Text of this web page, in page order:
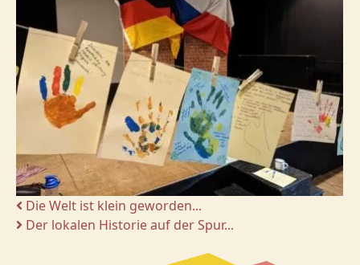
Die Welt ist klein geworden...
Der lokalen Historie auf der Spur...